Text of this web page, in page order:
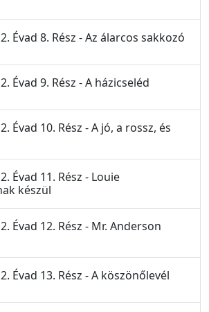
Évad 8. Rész - Az álarcos sakkozó
Évad 9. Rész - A házicseléd
Évad 10. Rész - A jó, a rossz, és
Évad 11. Rész - Louie
készül
Évad 12. Rész - Mr. Anderson
Évad 13. Rész - A köszönőlevél